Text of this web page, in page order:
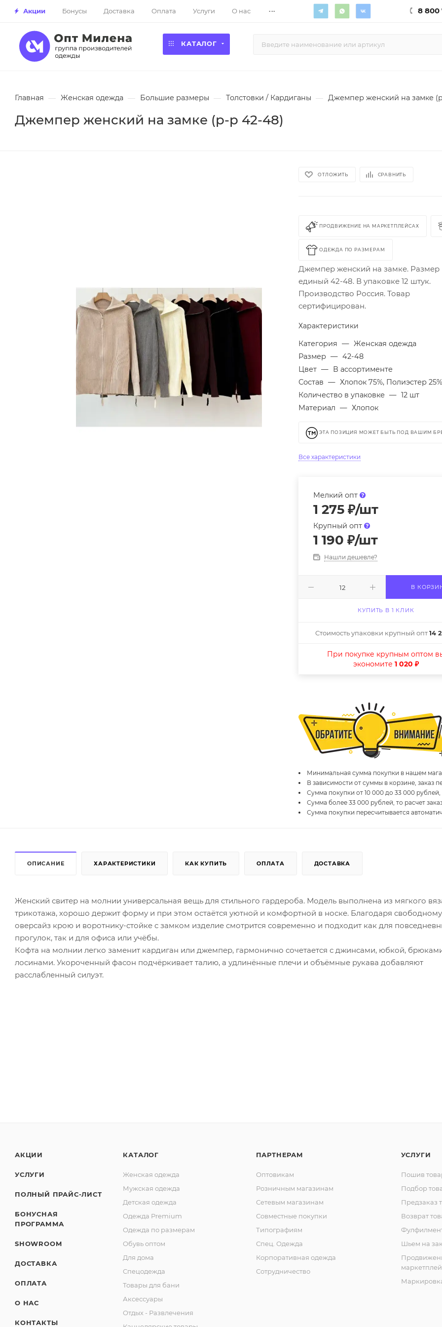
Акции Бонусы Доставка Оплата Услуги О нас ... 8 800
КАТАЛОГ
Главная — Женская одежда — Большие размеры — Толстовки / Кардиганы — Джемпер женский на замке
Джемпер женский на замке (р-р 42-48)
ОТЛОЖИТЬ СРАВНИТЬ
ПРОДВИЖЕНИЕ НА МАРКЕТПЛЕЙСАХ
ОДЕЖДА ПО РАЗМЕРАМ
Джемпер женский на замке. Размер
единый 42-48. В упаковке 12 штук.
Производство Россия. Товар
сертифицирован.
Характеристики
Категория — Женская одежда
Размер — 42-48
Цвет — В ассортименте
Состав — Хлопок 75%, Полиэстер 25%
Количество в упаковке — 12 шт
Материал — Хлопок
ЭТА ПОЗИЦИЯ МОЖЕТ БЫТЬ ПОД ВАШИМ
Все характеристики
Мелкий опт
1 275 ₽/шт
Крупный опт
1 190 ₽/шт
Нашли дешевле?
В
КУПИТЬ В 1 КЛИК
Стоимость упаковки крупный опт14
При покупке крупным оптом
экономите 1 020 ₽
Минимальная сумма покупки в нашем
В зависимости от суммы в корзине, заказ
Сумма покупки от 10 000 до 33 000 рублей,
Сумма более 33 000 рублей, то расчет
Сумма покупки пересчитывается
ОПИСАНИЕ ХАРАКТЕРИСТИКИ КАК КУПИТЬ ОПЛАТА ДОСТАВКА
Женский свитер на молнии универсальная вещь для стильного гардероба. Модель выполнена из мягкого
трикотажа, хорошо держит форму и при этом остаётся уютной и комфортной в носке. Благодаря свободному
оверсайз крою и воротнику-стойке с замком изделие смотрится современно и подходит как для
прогулок, так и для офиса или учёбы.
Кофта на молнии легко заменит кардиган или джемпер, гармонично сочетается с джинсами, юбкой,
лосинами. Укороченный фасон подчёркивает талию, а удлинённые плечи и объёмные рукава добавляют
расслабленный силуэт.
АКЦИИ
УСЛУГИ
ПОЛНЫЙ ПРАЙС-ЛИСТ
БОНУСНАЯ
ПРОГРАММА
SHOWROOM
ДОСТАВКА
ОПЛАТА
О НАС
КОНТАКТЫ
КАТАЛОГ
Женская одежда
Мужская одежда
Детская одежда
Одежда Premium
Одежда по размерам
Обувь оптом
Для дома
Спецодежда
Товары для бани
Аксессуары
Отдых - Развлечения
ПАРТНЕРАМ
Оптовикам
Розничным магазинам
Сетевым магазинам
Совместные покупки
Типографиям
Спец. Одежда
Корпоративная одежда
Сотрудничество
УСЛУГИ
Пошив
Подбор
Предзаказ
Возврат
Шьем на